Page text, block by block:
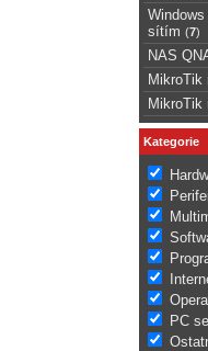
sítím (7)
NAS
MikroTik
MikroTik
Kategorie
PC